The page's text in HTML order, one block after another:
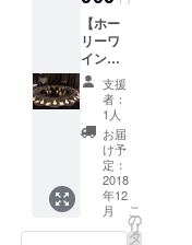
【ホー
リーワ
イン
パー
ティチ
ケット
１万円
コー
ス】 ・
ホー
リーワ
イン
パー
支援
者：
1人
お届
け予
定：
2018
年12
月
こ
の
リ
タ